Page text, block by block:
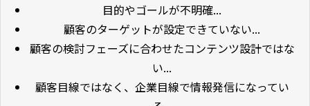
目的やゴールが不明確...
顧客のターゲットが設定できていない...
顧客の検討フェーズに合わせたコンテンツ設計ではな
い...
顧客目線ではなく、企業目線で情報発信になってい